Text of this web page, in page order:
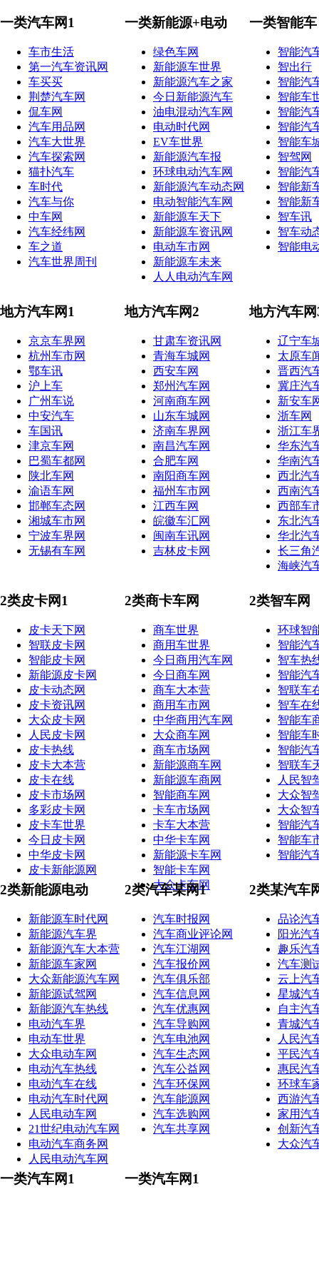
一类汽车网1
车市生活
第一汽车资讯网
车买买
荆楚汽车网
侃车网
汽车用品网
汽车大世界
汽车探索网
猫扑汽车
车时代
汽车与你
中车网
汽车经纬网
车之道
汽车世界周刊
一类新能源+电动
绿色车网
新能源车世界
新能源汽车之家
今日新能源汽车
油电混动汽车网
电动时代网
EV车世界
新能源汽车报
环球电动汽车网
新能源汽车动态网
电动智能汽车网
新能源车天下
新能源车资讯网
电动车市网
新能源车未来
人人电动汽车网
一类智能车
智能汽
智出行
智能汽
智能车
智能汽
智能汽
智能车
智驾网
智能汽
智能新
智能新
智车讯
智车动
智能电
地方汽车网1
京京车界网
杭州车市网
鄂车讯
沪上车
广州车说
中安汽车
车国讯
津京车网
巴蜀车都网
陕北车网
渝语车网
邯郸车态网
湘城车市网
宁波车界网
无锡有车网
地方汽车网2
甘肃车资讯网
青海车城网
西安车网
郑州汽车网
河南商车网
山东车城网
济南车界网
南昌汽车网
合肥车网
南阳商车网
福州车市网
江西车网
皖徽车汇网
闽南车讯网
吉林皮卡网
地方汽车网
辽宁车
太原车
晋西汽
冀庄汽
新安车
浙车网
浙江车
华东汽
华南汽
西北汽
西南汽
西部车
东北汽
华北汽
长三角
海峡汽
2类皮卡网1
皮卡天下网
智联皮卡网
智能皮卡网
新能源皮卡网
皮卡动态网
皮卡资讯网
大众皮卡网
人民皮卡网
皮卡热线
皮卡大本营
皮卡在线
皮卡市场网
多彩皮卡网
皮卡车世界
今日皮卡网
中华皮卡网
皮卡新能源网
2类商卡车网
商车世界
商用车世界
今日商用汽车网
今日商车网
商车大本营
商用车市网
中华商用汽车网
大众商车网
商车市场网
新能源商车网
新能源车商网
智能商车网
卡车市场网
卡车大本营
中华卡车网
新能源卡车网
智能卡车网
大众卡车网
2类智车网
环球智
智能汽
智车热
智能汽
智联车
智车在
智能车
智能车
智能汽
智联车
人民智
大众智
大众智
智能汽
智能车
智能汽
2类新能源电动
新能源车时代网
新能源汽车界
新能源汽车大本营
新能源车家网
大众新能源汽车网
新能源试驾网
新能源汽车热线
电动汽车界
电动车世界
大众电动车网
电动汽车热线
电动汽车在线
电动汽车时代网
人民电动车网
21世纪电动汽车网
电动汽车商务网
人民电动汽车网
2类汽车某网1
汽车时报网
汽车商业评论网
汽车江湖网
汽车报价网
汽车俱乐部
汽车信息网
汽车优惠网
汽车导购网
汽车电池网
汽车生态网
汽车公益网
汽车环保网
汽车能源网
汽车选购网
汽车共享网
2类某汽车
品论汽
阳光汽
趣乐汽
汽车测
云上汽
星城汽
自主汽
青城汽
人民汽
平民汽
惠民汽
环球车
西游汽
家用汽
创新汽
大众汽
一类汽车网1 一类汽车网1